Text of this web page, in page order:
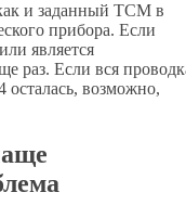
и заданный TCM в
прибора. Если
является
раз. Если вся
осталась, возможно,